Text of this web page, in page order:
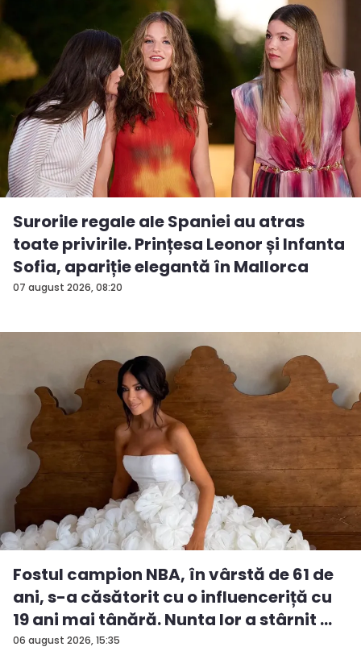
07 august 2026, 08:20
Surorile regale ale Spaniei au atras
toate privirile. Prințesa Leonor și Infanta
Sofia, apariție elegantă în Mallorca
06 august 2026, 15:35
Fostul campion NBA, în vârstă de 61 de
ani, s-a căsătorit cu o influenceriță cu
19 ani mai tânără. Nunta lor a stârnit ...